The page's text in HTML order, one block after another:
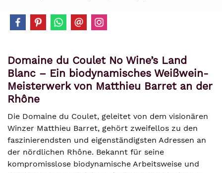
Domaine du Coulet No Wine’s Land
Blanc – Ein biodynamisches Weißwein-
Meisterwerk von Matthieu Barret an der
Rhône
Die Domaine du Coulet, geleitet von dem visionären
Winzer Matthieu Barret, gehört zweifellos zu den
faszinierendsten und eigenständigsten Adressen an
der nördlichen Rhône. Bekannt für seine
kompromisslose biodynamische Arbeitsweise und